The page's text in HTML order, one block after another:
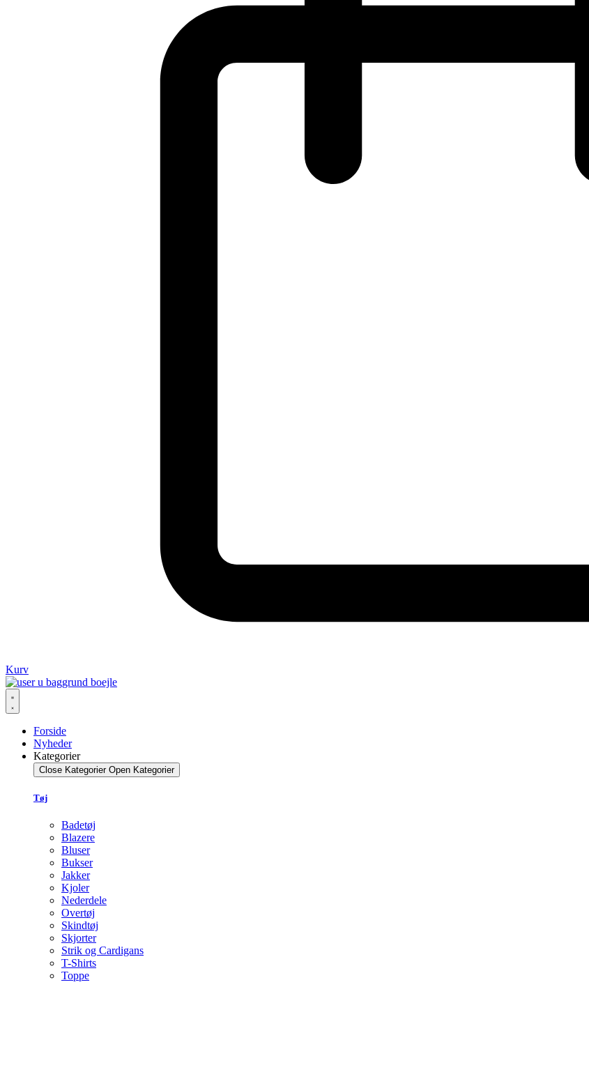
Kurv
Forside
Nyheder
Kategorier
Close Kategorier Open Kategorier
Tøj
Badetøj
Blazere
Bluser
Bukser
Jakker
Kjoler
Nederdele
Overtøj
Skindtøj
Skjorter
Strik og Cardigans
T-Shirts
Toppe